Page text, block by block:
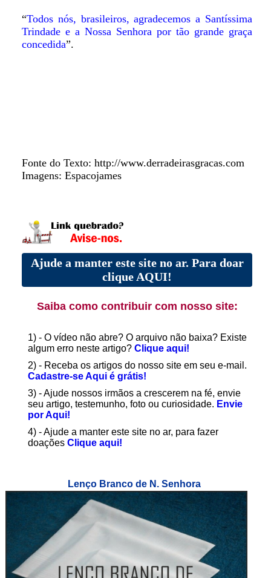
“Todos nós, brasileiros, agradecemos a Santíssima
Trindade e a Nossa Senhora por tão grande graça
concedida”.
Fonte do Texto: http://www.derradeirasgracas.com
Imagens: Espacojames
Ajude a manter este site no ar. Para doar
clique AQUI!
Saiba como contribuir com nosso site:
1) - O vídeo não abre? O arquivo não baixa? Existe
algum erro neste artigo? Clique aqui!
2) - Receba os artigos do nosso site em seu e-mail.
Cadastre-se Aqui é grátis!
3) - Ajude nossos irmãos a crescerem na fé, envie
seu artigo, testemunho, foto ou curiosidade. Envie
por Aqui!
4) - Ajude a manter este site no ar, para fazer
doações Clique aqui!
Lenço Branco de N. Senhora